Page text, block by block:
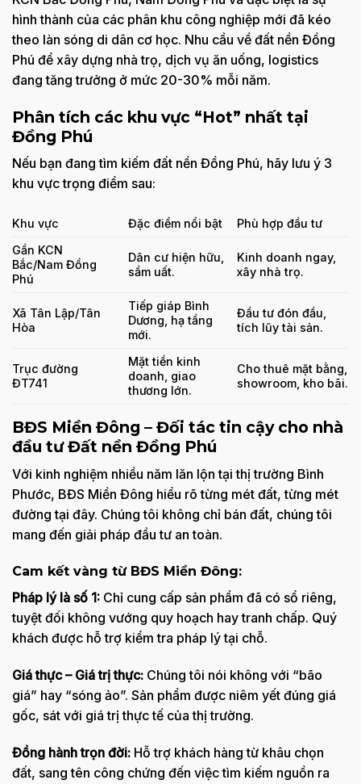
hình thành của các phân khu công nghiệp mới đã kéo
theo làn sóng di dân cơ học. Nhu cầu về đất nền Đồng
Phú để xây dựng nhà trọ, dịch vụ ăn uống, logistics
đang tăng trưởng ở mức 20-30% mỗi năm.
Phân tích các khu vực “Hot” nhất tại
Đồng Phú
Nếu bạn đang tìm kiếm đất nền Đồng Phú, hãy lưu ý 3
khu vực trọng điểm sau:
Khu vực Đặc điểm nổi bật
Phù hợp đầu tư
Gần KCN
Bắc/Nam Đồng
Phú
Dân cư hiện hữu,
sầm uất.
Kinh doanh ngay,
xây nhà trọ.
Xã Tân Lập/Tân
Hòa
Tiếp giáp Bình
Dương, hạ tầng
mới.
Đầu tư đón đầu,
tích lũy tài sản.
Trục đường
ĐT741
Mặt tiền kinh
doanh, giao
thương lớn.
Cho thuê mặt bằng,
showroom, kho bãi.
BĐS Miền Đông – Đối tác tin cậy cho nhà
đầu tư Đất nền Đồng Phú
Với kinh nghiệm nhiều năm lăn lộn tại thị trường Bình
Phước, BĐS Miền Đông hiểu rõ từng mét đất, từng mét
đường tại đây. Chúng tôi không chỉ bán đất, chúng tôi
mang đến giải pháp đầu tư an toàn.
Cam kết vàng từ BĐS Miền Đông:
Pháp lý là số 1: Chỉ cung cấp sản phẩm đã có sổ riêng,
tuyệt đối không vướng quy hoạch hay tranh chấp. Quý
khách được hỗ trợ kiểm tra pháp lý tại chỗ.
Giá thực – Giá trị thực: Chúng tôi nói không với “bão
giá” hay “sóng ảo”. Sản phẩm được niêm yết đúng giá
gốc, sát với giá trị thực tế của thị trường.
Đồng hành trọn đời: Hỗ trợ khách hàng từ khâu chọn
đất, sang tên công chứng đến việc tìm kiếm nguồn ra